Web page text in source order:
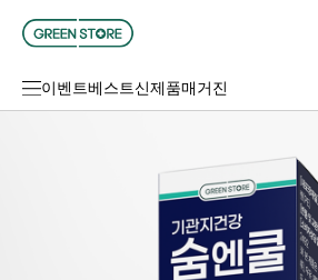
이벤트베스트 신제품매거진